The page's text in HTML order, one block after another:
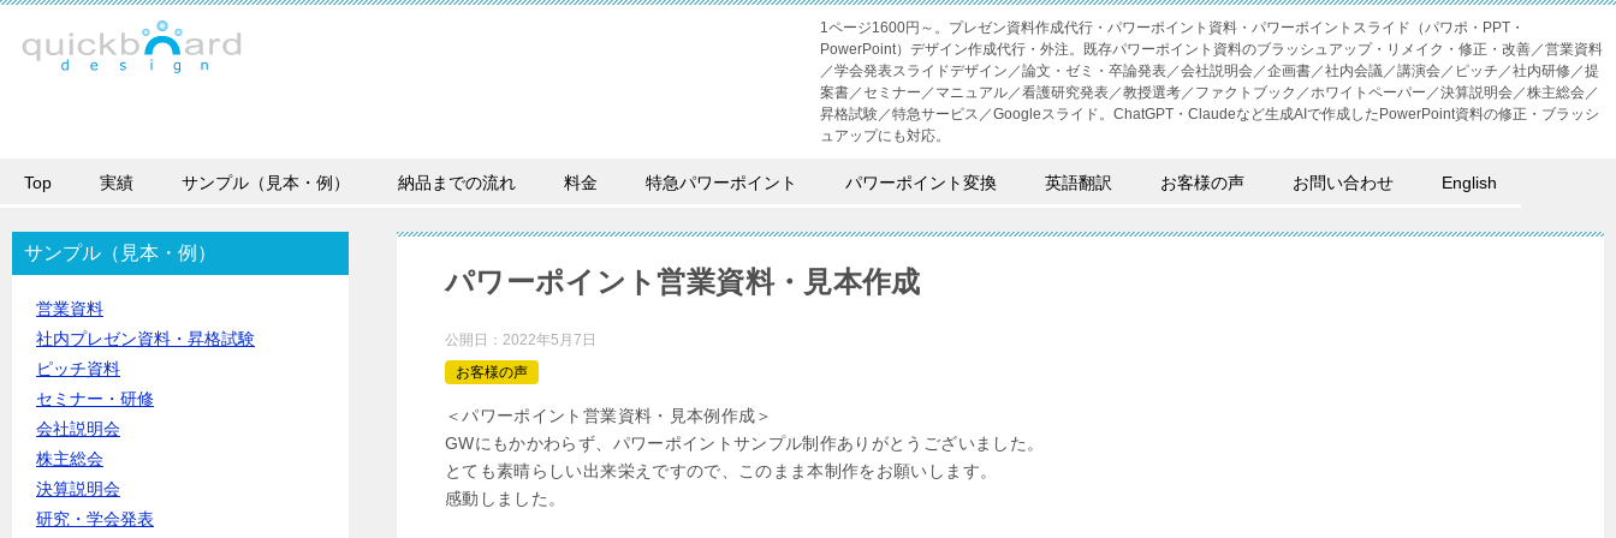
1ページ1600円～。プレゼン資料作成代行・パワーポイント資料・パワーポイントスライド（パワポ・PPT・
PowerPoint）デザイン作成代行・外注。既存パワーポイント資料のブラッシュアップ・リメイク・修正・改善／営業資料
／学会発表スライドデザイン／論文・ゼミ・卒論発表／会社説明会／企画書／社内会議／講演会／ピッチ／社内研修／提
案書／セミナー／マニュアル／看護研究発表／教授選考／ファクトブック／ホワイトペーパー／決算説明会／株主総会／
昇格試験／特急サービス／Googleスライド。ChatGPT・Claudeなど生成AIで作成したPowerPoint資料の修正・ブラッシ
ュアップにも対応。
Top 実績 サンプル（見本・例） 納品までの流れ 料金 特急パワーポイント パワーポイント変換 英語翻訳 お客様の声 お問い合わせ English
パワーポイント営業資料・見本作成
公開日： 2022年5月7日
お客様の声
＜パワーポイント営業資料・見本例作成＞
GWにもかかわらず、パワーポイントサンプル制作ありがとうございました。
とても素晴らしい出来栄えですので、このまま本制作をお願いします。
感動しました。
サンプル（見本・例）
営業資料
社内プレゼン資料・昇格試験
ピッチ資料
セミナー・研修
会社説明会
株主総会
決算説明会
研究・学会発表